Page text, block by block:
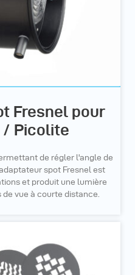
Fresnel pour
/ Picolite
de régler l'angle de
spot Fresnel est
et produit une lumière
vue à courte distance.